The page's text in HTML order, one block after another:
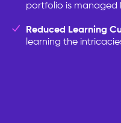
portfolio is managed
Reduced Learning
learning the